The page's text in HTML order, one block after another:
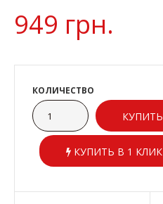
949 грн.
КОЛИЧЕСТВО
КУПИТЬ В 1 КЛИК